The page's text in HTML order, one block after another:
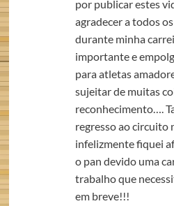
por publicar estes
agradecer a todos
durante minha
importante e
para atletas
sujeitar de muitas
reconhecimento….
regresso ao circuito
infelizmente fiquei
o pan devido uma
trabalho que
em breve!!!